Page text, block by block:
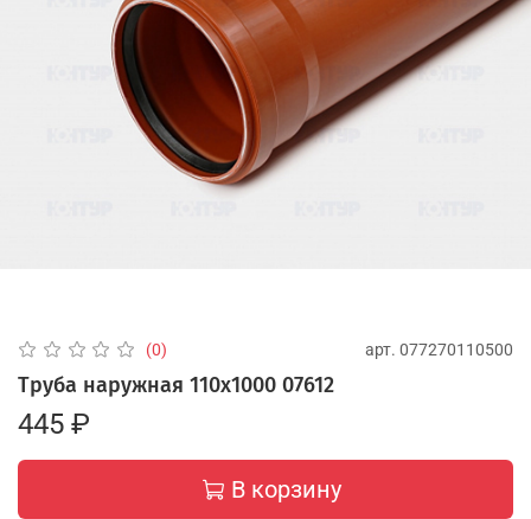
(0) арт. 077270110500
Труба наружная 110х1000 07612
445 ₽
В корзину